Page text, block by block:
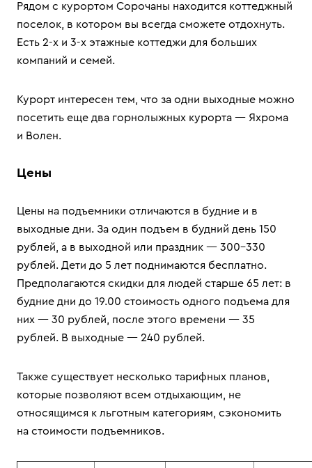
Рядом с курортом Сорочаны находится коттеджный
поселок, в котором вы всегда сможете отдохнуть.
Есть 2-х и 3-х этажные коттеджи для больших
компаний и семей.
Курорт интересен тем, что за одни выходные можно
посетить еще два горнолыжных курорта — Яхрома
и Волен.
Цены
Цены на подъемники отличаются в будние и в
выходные дни. За один подъем в будний день 150
рублей, а в выходной или праздник — 300–330
рублей. Дети до 5 лет поднимаются бесплатно.
Предполагаются скидки для людей старше 65 лет: в
будние дни до 19.00 стоимость одного подъема для
них — 30 рублей, после этого времени — 35
рублей. В выходные — 240 рублей.
Также существует несколько тарифных планов,
которые позволяют всем отдыхающим, не
относящимся к льготным категориям, сэкономить
на стоимости подъемников.